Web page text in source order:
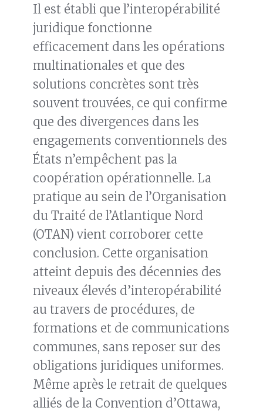
Il est établi que l’interopérabilité
juridique fonctionne
efficacement dans les opérations
multinationales et que des
solutions concrètes sont très
souvent trouvées, ce qui confirme
que des divergences dans les
engagements conventionnels des
États n’empêchent pas la
coopération opérationnelle. La
pratique au sein de l’Organisation
du Traité de l’Atlantique Nord
(OTAN) vient corroborer cette
conclusion. Cette organisation
atteint depuis des décennies des
niveaux élevés d’interopérabilité
au travers de procédures, de
formations et de communications
communes, sans reposer sur des
obligations juridiques uniformes.
Même après le retrait de quelques
alliés de la Convention d’Ottawa,